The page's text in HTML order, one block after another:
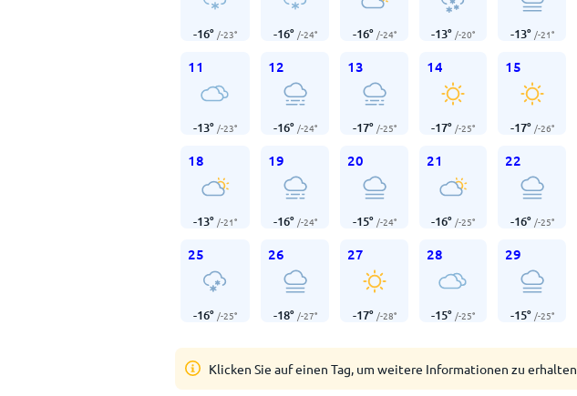
-16° /-23° -16° /-24° -16° /-24° -13° /-20° -13° /-21°
11
-13° /-23°
12
-16° /-24°
13
-17° /-25°
14
-17° /-25°
15
-17° /-26°
18
-13° /-21°
19
-16° /-24°
20
-15° /-24°
21
-16° /-25°
22
-16° /-25°
25
-16° /-25°
26
-18° /-27°
27
-17° /-28°
28
-15° /-25°
29
-15° /-25°
Klicken Sie auf einen Tag, um weitere Informationen zu erhalten